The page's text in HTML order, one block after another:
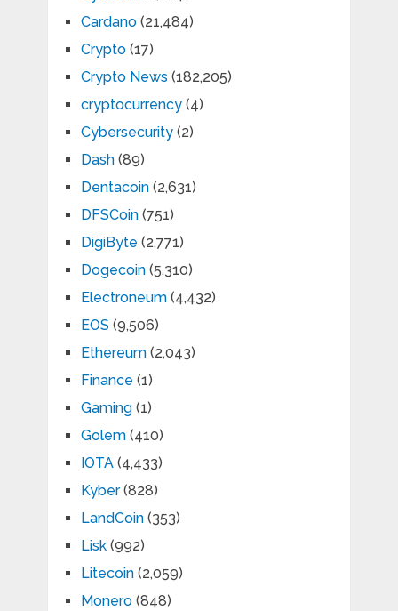
Cardano(21,484)
Crypto(17)
Crypto News (182,205)
cryptocurrency(4)
Cybersecurity(2)
Dash(89)
Dentacoin(2,631)
DFSCoin(751)
DigiByte (2,771)
Dogecoin(5,310)
Electroneum(4,432)
EOS (9,506)
Ethereum(2,043)
Finance (1)
Gaming(1)
Golem(410)
IOTA(4,433)
Kyber(828)
LandCoin(353)
Lisk(992)
Litecoin(2,059)
Monero(848)